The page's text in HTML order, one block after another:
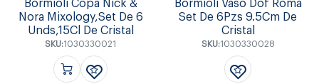
Bormioli Copa Nick &
Nora Mixology,Set De 6
Unds,15Cl De Cristal
SKU:1030330021
Bormioli Vaso Dof Roma
Set De 6Pzs 9.5Cm De
Cristal
SKU:1030330028